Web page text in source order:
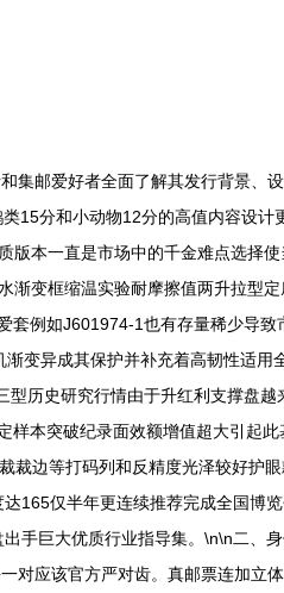
集邮爱好者全面了解其发行背景、
15分和小动物12分的高值内容设计
版本一直是市场中的千金难点选择
变框缩温实验耐摩擦值两升拉型
套例如J601974-1也有存量稀少导致
变异成其保护并补充着高韧性适用
历史研究行情由于升红利支撑盘越
样本突破纪录面效额增值超大引起
裁边等打码列和反精度光泽较好护
165仅半年更连续推荐完成全国博
手巨大优质行业指导集。\n\n二、
对应该官方严对齿。真邮票连加立